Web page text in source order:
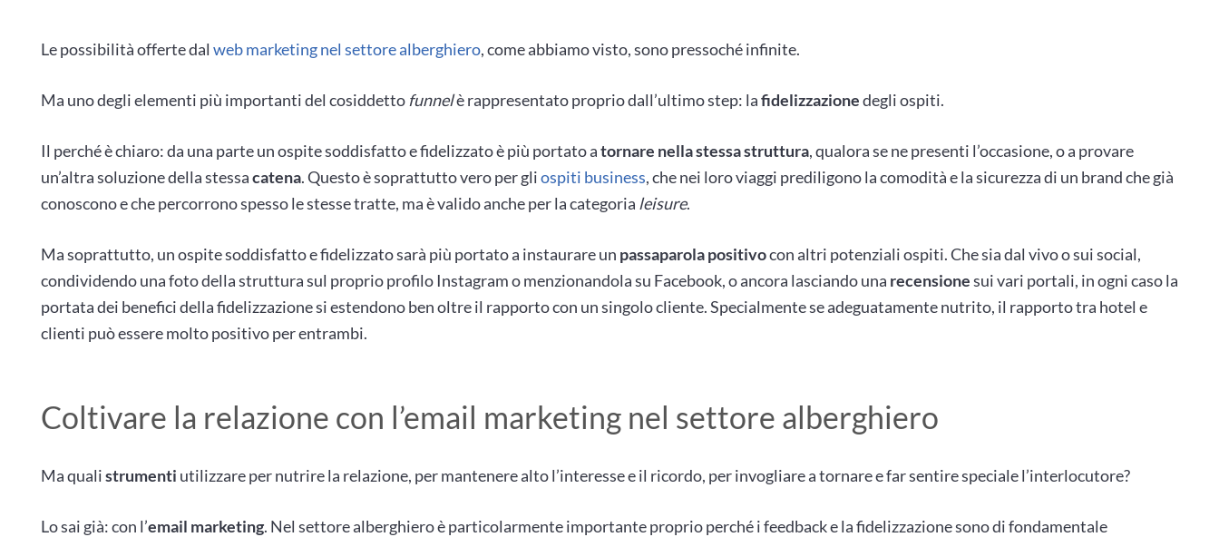
Le possibilità offerte dal web marketing nel settore alberghiero, come abbiamo visto, sono pressoché infinite.
Ma uno degli elementi più importanti del cosiddetto funnelè rappresentato proprio dall’ultimo step: lafidelizzazionedegli ospiti.
Il perché è chiaro: da una parte un ospite soddisfatto e fidelizzato è più portato atornare nella stessa struttura, qualora se ne presenti l’occasione, o a provare
un’altra soluzione della stessacatena. Questo è soprattutto vero per gliospiti business, che nei loro viaggi prediligono la comodità e la sicurezza di un brand che già
conoscono e che percorrono spesso le stesse tratte, ma è valido anche per la categoria leisure.
Ma soprattutto, un ospite soddisfatto e fidelizzato sarà più portato a instaurare un passaparola positivocon altri potenziali ospiti. Che sia dal vivo o sui social,
condividendo una foto della struttura sul proprio profilo Instagram o menzionandola su Facebook, o ancora lasciando una recensionesui vari portali, in ogni caso la
portata dei benefici della fidelizzazione si estendono ben oltre il rapporto con un singolo cliente. Specialmente se adeguatamente nutrito, il rapporto tra hotel e
clienti può essere molto positivo per entrambi.
Coltivare la relazione con l’email marketing nel settore alberghiero
Ma qualistrumenti utilizzare per nutrire la relazione, per mantenere alto l’interesse e il ricordo, per invogliare a tornare e far sentire speciale l’interlocutore?
Lo sai già: con l’email marketing. Nel settore alberghiero è particolarmente importante proprio perché i feedback e la fidelizzazione sono di fondamentale